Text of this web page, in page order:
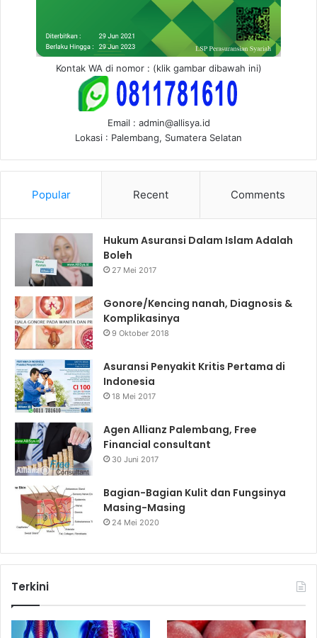
Kontak WA di nomor : (klik gambar dibawah ini)
Email : admin@allisya.id
Lokasi : Palembang, Sumatera Selatan
Popular Recent Comments
Hukum Asuransi Dalam Islam Adalah
Boleh
27 Mei 2017
Gonore/Kencing nanah, Diagnosis &
Komplikasinya
9 Oktober 2018
Asuransi Penyakit Kritis Pertama di
Indonesia
18 Mei 2017
Agen Allianz Palembang, Free
Financial consultant
30 Juni 2017
Bagian-Bagian Kulit dan Fungsinya
Masing-Masing
24 Mei 2020
Terkini